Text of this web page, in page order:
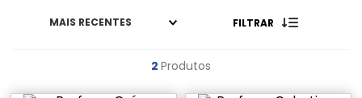
MAIS RECENTES FILTRAR
2 Produtos